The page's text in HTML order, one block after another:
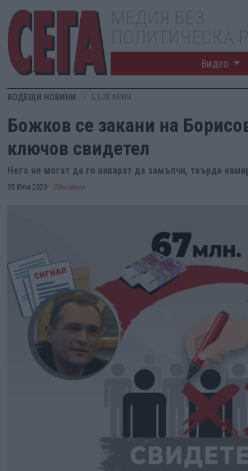
Видео
ВОДЕЩИ НОВИНИ БЪЛГАРИЯ
Божков се закани на
ключов свидетел
Него не могат да го накарат да замълчи, твърди
05 Юли 2020 Обновена